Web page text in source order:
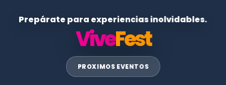
Prepárate para experiencias inolvidables.
ViveFest
PROXIMOS EVENTOS